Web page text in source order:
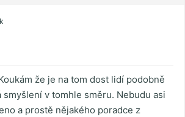
že je na tom dost lidí podobně
smyšlení v tomhle směru. Nebudu asi
a prostě nějakého poradce z